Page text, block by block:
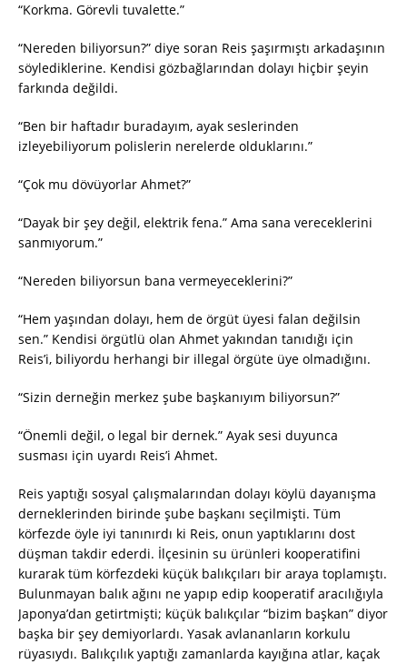
“Korkma. Görevli tuvalette.”
“Nereden biliyorsun?” diye soran Reis şaşırmıştı arkadaşının
söylediklerine. Kendisi gözbağlarından dolayı hiçbir şeyin
farkında değildi.
“Ben bir haftadır buradayım, ayak seslerinden
izleyebiliyorum polislerin nerelerde olduklarını.”
“Çok mu dövüyorlar Ahmet?”
“Dayak bir şey değil, elektrik fena.” Ama sana vereceklerini
sanmıyorum.”
“Nereden biliyorsun bana vermeyeceklerini?”
“Hem yaşından dolayı, hem de örgüt üyesi falan değilsin
sen.” Kendisi örgütlü olan Ahmet yakından tanıdığı için
Reis’i, biliyordu herhangi bir illegal örgüte üye olmadığını.
“Sizin derneğin merkez şube başkanıyım biliyorsun?”
“Önemli değil, o legal bir dernek.” Ayak sesi duyunca
susması için uyardı Reis’i Ahmet.
Reis yaptığı sosyal çalışmalarından dolayı köylü dayanışma
derneklerinden birinde şube başkanı seçilmişti. Tüm
körfezde öyle iyi tanınırdı ki Reis, onun yaptıklarını dost
düşman takdir ederdi. İlçesinin su ürünleri kooperatifini
kurarak tüm körfezdeki küçük balıkçıları bir araya toplamıştı.
Bulunmayan balık ağını ne yapıp edip kooperatif aracılığıyla
Japonya’dan getirtmişti; küçük balıkçılar “bizim başkan” diyor
başka bir şey demiyorlardı. Yasak avlananların korkulu
rüyasıydı. Balıkçılık yaptığı zamanlarda kayığına atlar, kaçak